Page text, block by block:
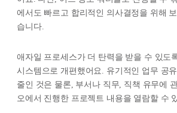
에서도 빠르고 합리적인 의사결정을 위해
습니다.
애자일 프로세스가 더 탄력을 받을 수 있도
시스템으로 개편했어요. 유기적인 업무 공
줄인 것은 물론, 부서나 직무, 직책 유무에
오에서 진행한 프로젝트 내용을 열람할 수